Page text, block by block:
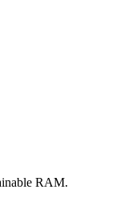
RAM.